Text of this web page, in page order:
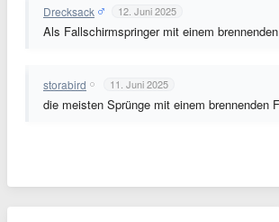
Drecksack 12. Juni 2025
Als Fallschirmspringer mit einem
storabird 11. Juni 2025
die meisten Sprünge mit einem brennenden